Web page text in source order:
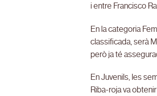
i entre Francisco
En la categoria
classificada, serà
però ja té
En Juvenils, les
Riba-roja va